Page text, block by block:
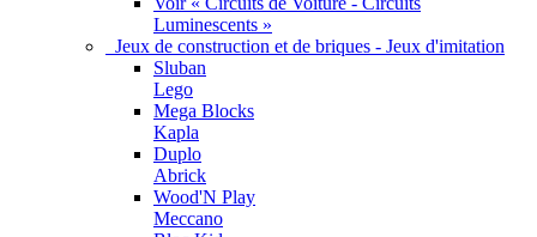
Luminescents »
Jeux de construction et de briques - Jeux d'imitation
Sluban
Lego
Mega Blocks
Kapla
Duplo
Abrick
Wood'N Play
Meccano